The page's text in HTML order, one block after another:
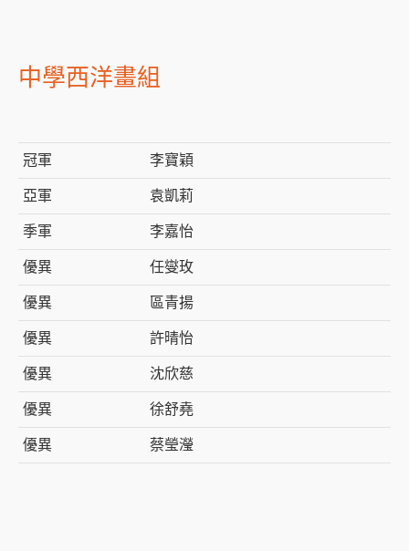
中學西洋畫組
冠軍 李寶穎
亞軍 袁凱莉
季軍 李嘉怡
優異 任燮玫
優異 區青揚
優異 許晴怡
優異 沈欣慈
優異 徐舒堯
優異 蔡瑩瀅